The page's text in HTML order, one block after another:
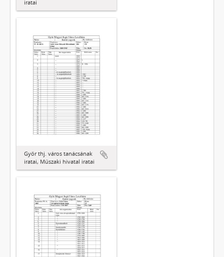
iratai
Győr thj. város tanácsának
iratai, Műszaki hivatal iratai